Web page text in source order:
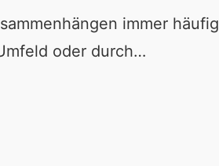
immer
oder durch…